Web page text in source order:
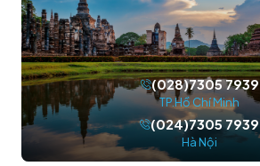
(028)7305 7939
TP.Hồ Chí Minh
(024)7305 7939
Hà Nội